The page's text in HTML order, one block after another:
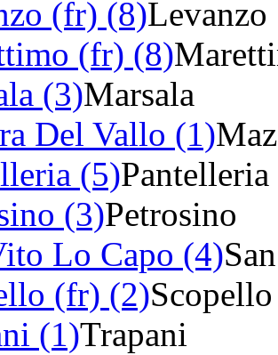
(fr) (8)Levanzo
(fr) (8)
(3)Marsala
Del Vallo (1)
(5)Pantelleria
(3)Petrosino
Lo Capo (4)
(fr) (2)Scopello
(1)Trapani